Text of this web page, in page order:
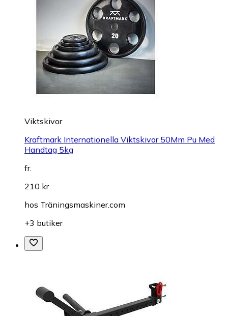
Viktskivor
Kraftmark Internationella Viktskivor 50Mm Pu Med
Handtag 5kg
fr.
210 kr
hos Träningsmaskiner.com
+3 butiker